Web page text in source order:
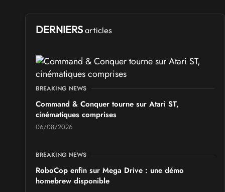
SALONS & CONVENTIONS GEEKS
Ponta Geek 2026
SALONS & CONVENTIONS GEEKS
GeekNIID 2026
les 19 et 20 septembre 2026 - à Grigny
SALONS & CONVENTIONS GEEKS
Japan Manga Wave Colmar 2026
DERNIERS articles
BREAKING NEWS
Command & Conquer tourne sur Atari ST,
cinématiques comprises
06/08/2026
BREAKING NEWS
RoboCop enfin sur Mega Drive : une démo
homebrew disponible